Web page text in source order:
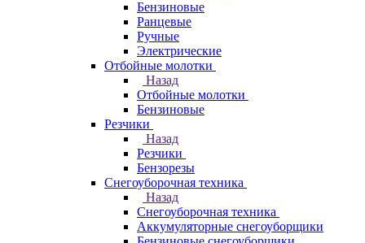
Бензиновые
Ранцевые
Ручные
Электрические
Отбойные молотки
Назад
Отбойные молотки
Бензиновые
Резчики
Назад
Резчики
Бензорезы
Снегоуборочная техника
Назад
Снегоуборочная техника
Аккумуляторные снегоуборщики